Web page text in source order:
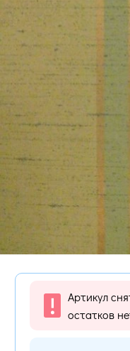
Артикул
остатков